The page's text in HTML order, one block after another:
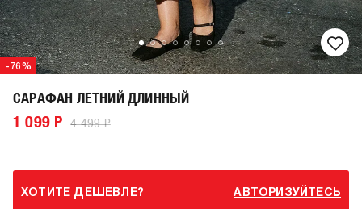
-76%
САРАФАН ЛЕТНИЙ ДЛИННЫЙ
1 099 Р 4 499 Р
ХОТИТЕ ДЕШЕВЛЕ? АВТОРИЗУЙТЕСЬ